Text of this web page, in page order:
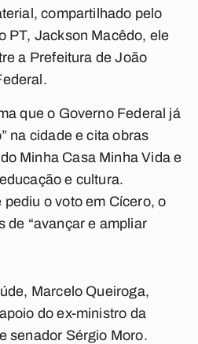
compartilhado pelo
PT, Jackson Macêdo, ele
a Prefeitura de João
que o Governo Federal já
na cidade e cita obras
Minha Casa Minha Vida e
e cultura.
o voto em Cícero, o
de “avançar e ampliar
Marcelo Queiroga,
do ex-ministro da
senador Sérgio Moro.